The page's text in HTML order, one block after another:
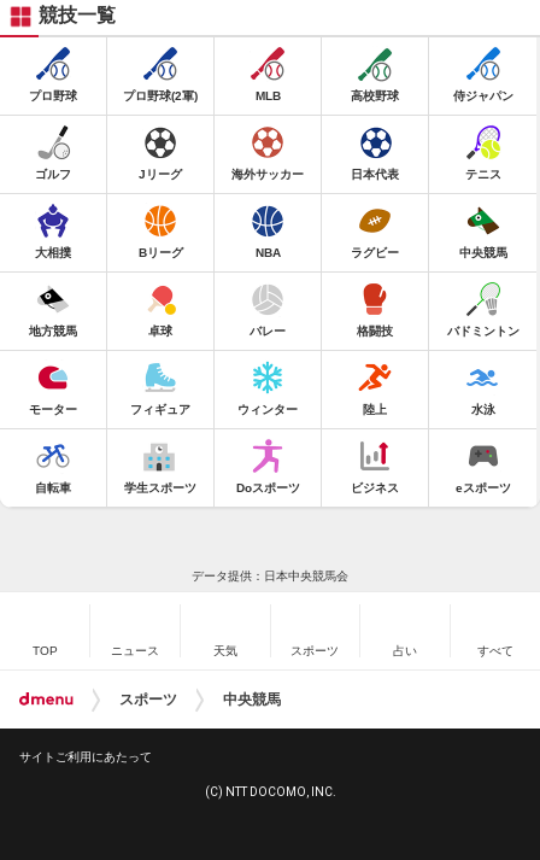
競技一覧
プロ野球 プロ野球(2軍) MLB 高校野球 侍ジャパン
ゴルフ Jリーグ 海外サッカー 日本代表 テニス
大相撲 Bリーグ NBA ラグビー 中央競馬
地方競馬 卓球 バレー 格闘技 バドミントン
モーター フィギュア ウィンター 陸上 水泳
自転車 学生スポーツ Doスポーツ ビジネス eスポーツ
データ提供：日本中央競馬会
TOP ニュース 天気 スポーツ 占い すべて
スポーツ 中央競馬
サイトご利用にあたって
(C) NTT DOCOMO, INC.